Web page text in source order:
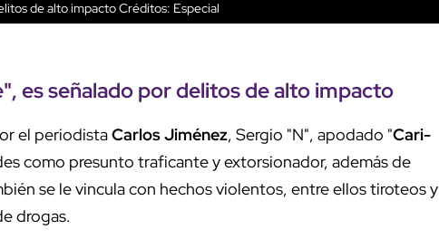
de alto impactoCréditos: Especial
es señalado por delitos de alto impacto
el periodistaCarlos Jiménez, Sergio "N", apodado "Cari-
como presunto traficante y extorsionador, además de
se le vincula con hechos violentos, entre ellos tiroteos y
drogas.